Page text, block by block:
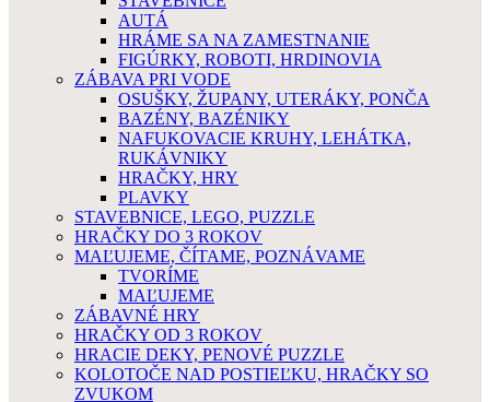
AUTÁ
HRÁME SA NA ZAMESTNANIE
FIGÚRKY, ROBOTI, HRDINOVIA
ZÁBAVA PRI VODE
OSUŠKY, ŽUPANY, UTERÁKY, PONČA
BAZÉNY, BAZÉNIKY
NAFUKOVACIE KRUHY, LEHÁTKA,
RUKÁVNIKY
HRAČKY, HRY
PLAVKY
STAVEBNICE, LEGO, PUZZLE
HRAČKY DO 3 ROKOV
MAĽUJEME, ČÍTAME, POZNÁVAME
TVORÍME
MAĽUJEME
ZÁBAVNÉ HRY
HRAČKY OD 3 ROKOV
HRACIE DEKY, PENOVÉ PUZZLE
KOLOTOČE NAD POSTIEĽKU, HRAČKY SO
ZVUKOM